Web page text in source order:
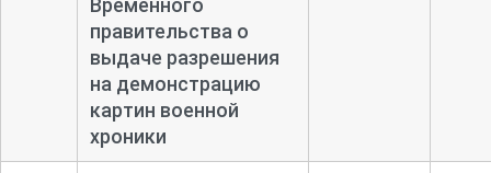
Временного
правительства о
выдаче разрешения
на демонстрацию
картин военной
хроники